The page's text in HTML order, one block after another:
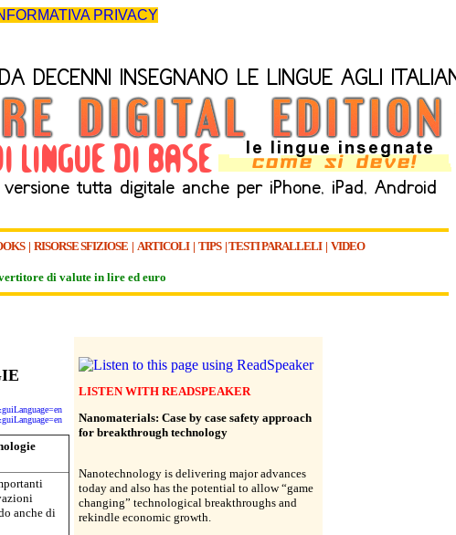
PRIVACY
| RISORSE SFIZIOSE | ARTICOLI| TIPS|TESTI PARALLELI| VIDEO
di valute in lire ed euro
anche di
LISTEN WITH READSPEAKER
Nanomaterials: Case by case safety approach
for breakthrough technology
Nanotechnology is delivering major advances
today and also has the potential to allow “game
changing” technological breakthroughs and
rekindle economic growth.